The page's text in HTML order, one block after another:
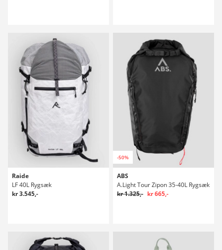
Raide
LF 40L Rygsæk
kr 3.545,-
-50%
ABS
A.Light Tour Zipon 35-40L Rygsæk
kr 1.325,- kr 665,-